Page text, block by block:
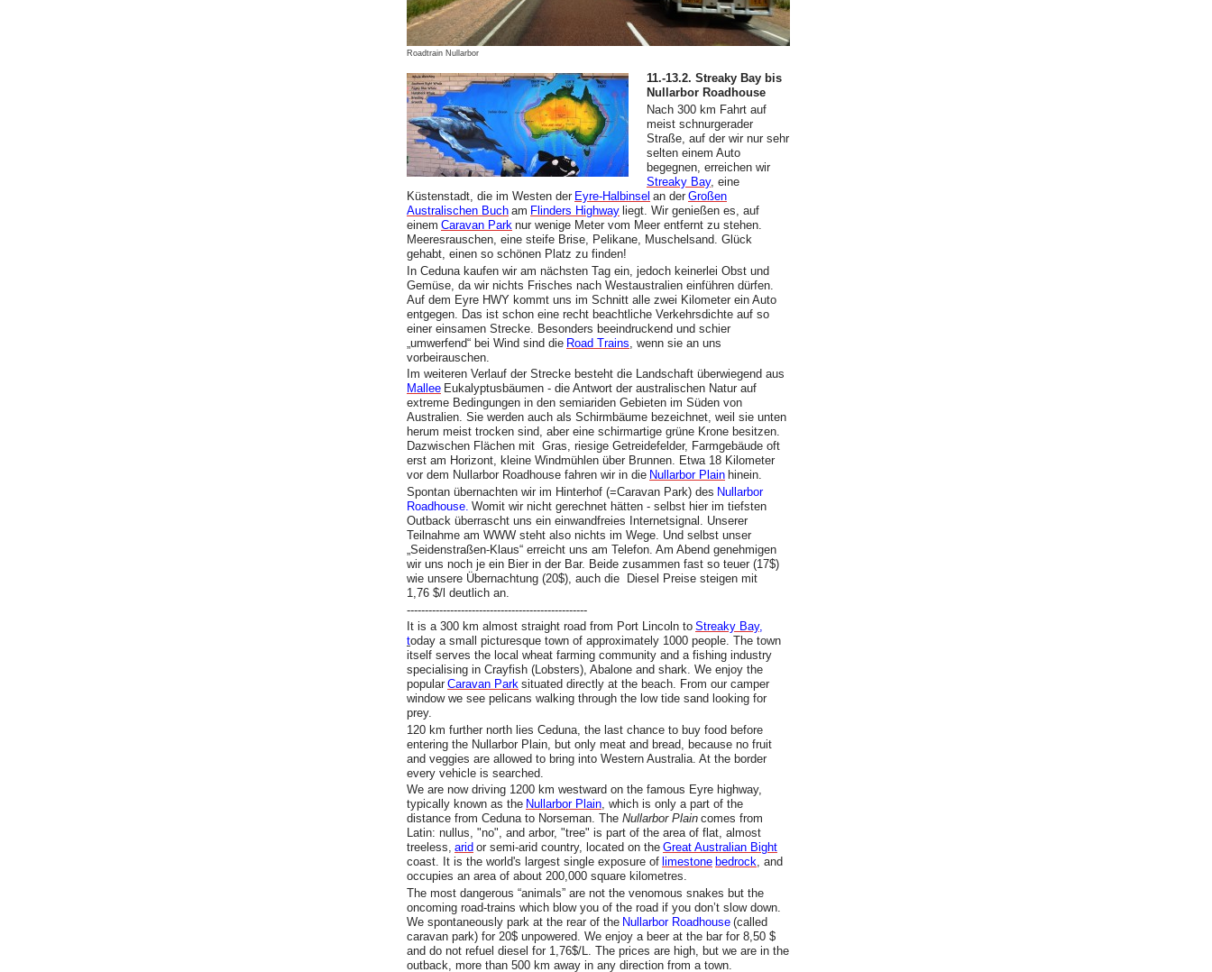
Roadtrain Nullarbor
11.-13.2. Streaky Bay bis
Nullarbor Roadhouse
Nach 300 km Fahrt auf
meist schnurgerader
Straße, auf der wir nur sehr
selten einem Auto
begegnen, erreichen wir
Streaky Bay, eine
Küstenstadt, die im Westen der Eyre-Halbinsel an der Großen
Australischen Buch am Flinders Highway liegt. Wir genießen es, auf
einem Caravan Park nur wenige Meter vom Meer entfernt zu stehen.
Meeresrauschen, eine steife Brise, Pelikane, Muschelsand. Glück
gehabt, einen so schönen Platz zu finden!
In Ceduna kaufen wir am nächsten Tag ein, jedoch keinerlei Obst und
Gemüse, da wir nichts Frisches nach Westaustralien einführen dürfen.
Auf dem Eyre HWY kommt uns im Schnitt alle zwei Kilometer ein Auto
entgegen. Das ist schon eine recht beachtliche Verkehrsdichte auf so
einer einsamen Strecke. Besonders beeindruckend und schier
„umwerfend“ bei Wind sind die Road Trains , wenn sie an uns
vorbeirauschen.
Im weiteren Verlauf der Strecke besteht die Landschaft überwiegend aus
Mallee Eukalyptusbäumen - die Antwort der australischen Natur auf
extreme Bedingungen in den semiariden Gebieten im Süden von
Australien. Sie werden auch als Schirmbäume bezeichnet, weil sie unten
herum meist trocken sind, aber eine schirmartige grüne Krone besitzen.
Dazwischen Flächen mit Gras, riesige Getreidefelder, Farmgebäude oft
erst am Horizont, kleine Windmühlen über Brunnen. Etwa 18 Kilometer
vor dem Nullarbor Roadhouse fahren wir in die Nullarbor Plain hinein.
Spontan übernachten wir im Hinterhof (=Caravan Park) des Nullarbor
Roadhouse. Womit wir nicht gerechnet hätten - selbst hier im tiefsten
Outback überrascht uns ein einwandfreies Internetsignal. Unserer
Teilnahme am WWW steht also nichts im Wege. Und selbst unser
„Seidenstraßen-Klaus“ erreicht uns am Telefon. Am Abend genehmigen
wir uns noch je ein Bier in der Bar. Beide zusammen fast so teuer (17$)
wie unsere Übernachtung (20$), auch die Diesel Preise steigen mit
1,76 $/l deutlich an.
--------------------------------------------------
It is a 300 km almost straight road from Port Lincoln to Streaky Bay,
today a small picturesque town of approximately 1000 people. The town
itself serves the local wheat farming community and a fishing industry
specialising in Crayfish (Lobsters), Abalone and shark. We enjoy the
popular Caravan Park situated directly at the beach. From our camper
window we see pelicans walking through the low tide sand looking for
prey.
120 km further north lies Ceduna, the last chance to buy food before
entering the Nullarbor Plain, but only meat and bread, because no fruit
and veggies are allowed to bring into Western Australia. At the border
every vehicle is searched.
We are now driving 1200 km westward on the famous Eyre highway,
typically known as the Nullarbor Plain, which is only a part of the
distance from Ceduna to Norseman. The Nullarbor Plain comes from
Latin: nullus, "no", and arbor, "tree" is part of the area of flat, almost
treeless, arid or semi-arid country, located on the Great Australian Bight
coast. It is the world's largest single exposure of limestone bedrock, and
occupies an area of about 200,000 square kilometres.
The most dangerous “animals” are not the venomous snakes but the
oncoming road-trains which blow you of the road if you don’t slow down.
We spontaneously park at the rear of the Nullarbor Roadhouse (called
caravan park) for 20$ unpowered. We enjoy a beer at the bar for 8,50 $
and do not refuel diesel for 1,76$/L. The prices are high, but we are in the
outback, more than 500 km away in any direction from a town.